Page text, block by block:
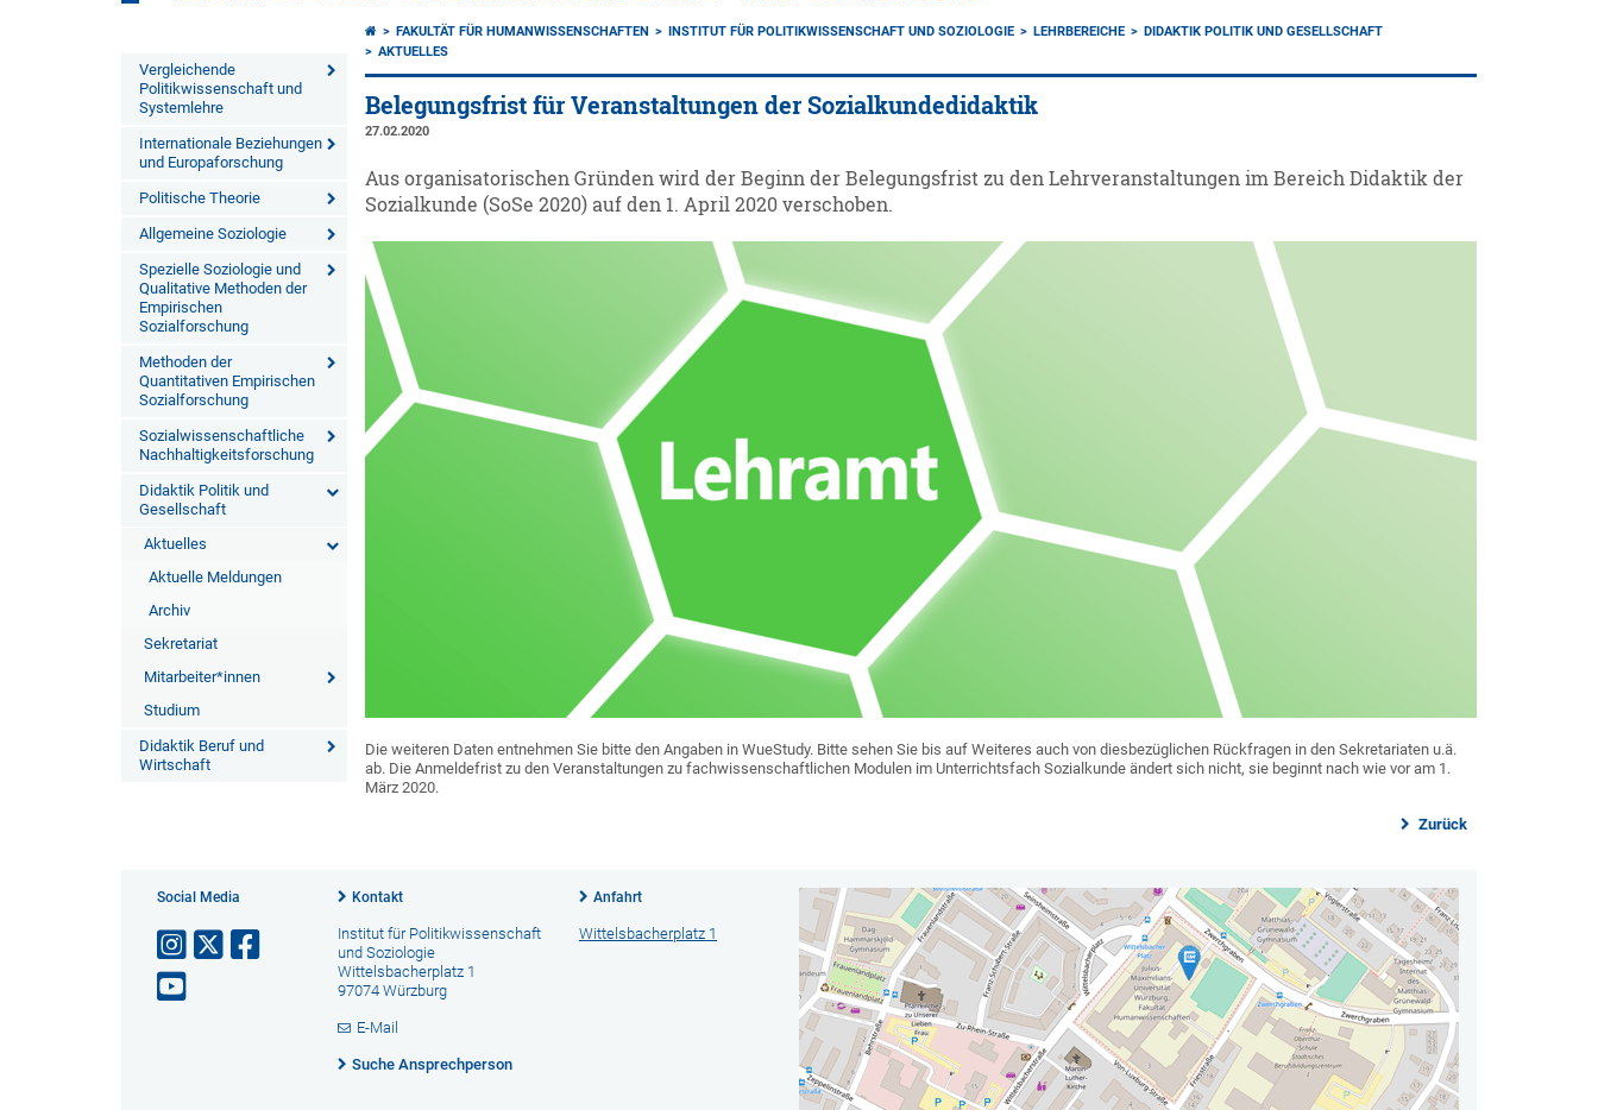
Vergleichende
Politikwissenschaft und
Systemlehre
Internationale Beziehungen
und Europaforschung
Politische Theorie
Allgemeine Soziologie
Spezielle Soziologie und
Qualitative Methoden der
Empirischen
Sozialforschung
Methoden der
Quantitativen Empirischen
Sozialforschung
Sozialwissenschaftliche
Nachhaltigkeitsforschung
Didaktik Politik und
Gesellschaft
Aktuelles
Aktuelle Meldungen
Archiv
Sekretariat
Mitarbeiter*innen
Studium
Didaktik Beruf und
Wirtschaft
FAKULTÄT FÜR HUMANWISSENSCHAFTEN INSTITUT FÜR POLITIKWISSENSCHAFT UND SOZIOLOGIE LEHRBEREICHE
DIDAKTIK POLITIK UND GESELLSCHAFT
AKTUELLES
Belegungsfrist für Veranstaltungen der Sozialkundedidaktik
27.02.2020
Aus organisatorischen Gründen wird der Beginn der Belegungsfrist zu den Lehrveranstaltungen im Bereich Didaktik der
Sozialkunde (SoSe 2020) auf den 1. April 2020 verschoben.
Die weiteren Daten entnehmen Sie bitte den Angaben in WueStudy. Bitte sehen Sie bis auf Weiteres auch von diesbezüglichen Rückfragen in den Sekretariaten u.ä.
ab. Die Anmeldefrist zu den Veranstaltungen zu fachwissenschaftlichen Modulen im Unterrichtsfach Sozialkunde ändert sich nicht, sie beginnt nach wie vor am 1.
März 2020.
Zurück
Social Media Kontakt
Institut für Politikwissenschaft
und Soziologie
Wittelsbacherplatz 1
97074 Würzburg
E-Mail
Suche Ansprechperson
Anfahrt
Wittelsbacherplatz 1